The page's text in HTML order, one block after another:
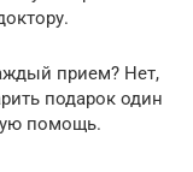
прием? Нет,
подарок один
помощь.